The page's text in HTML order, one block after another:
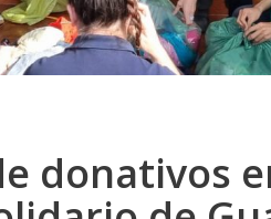
donativos